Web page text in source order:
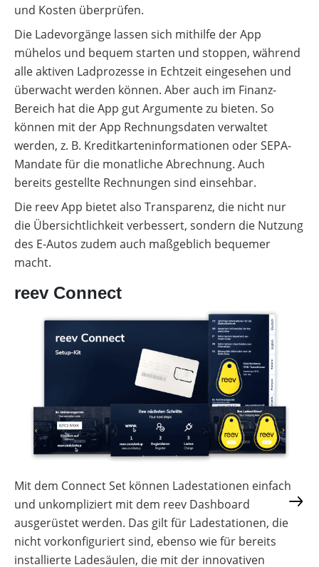
und Kosten überprüfen.
Die Ladevorgänge lassen sich mithilfe der App
mühelos und bequem starten und stoppen, während
alle aktiven Ladprozesse in Echtzeit eingesehen und
überwacht werden können. Aber auch im Finanz-
Bereich hat die App gut Argumente zu bieten. So
können mit der App Rechnungsdaten verwaltet
werden, z. B. Kreditkarteninformationen oder SEPA-
Mandate für die monatliche Abrechnung. Auch
bereits gestellte Rechnungen sind einsehbar.
Die reev App bietet also Transparenz, die nicht nur
die Übersichtlichkeit verbessert, sondern die Nutzung
des E-Autos zudem auch maßgeblich bequemer
macht.
reev Connect
Mit dem Connect Set können Ladestationen einfach
und unkompliziert mit dem reev Dashboard
ausgerüstet werden. Das gilt für Ladestationen, die
nicht vorkonfiguriert sind, ebenso wie für bereits
installierte Ladesäulen, die mit der innovativen